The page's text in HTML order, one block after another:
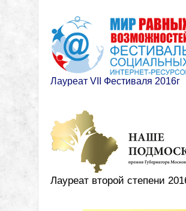
Лауреат VII Фестиваля 2016г
Лауреат второй степени